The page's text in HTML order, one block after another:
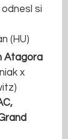
si
(HU)
Atagora
x